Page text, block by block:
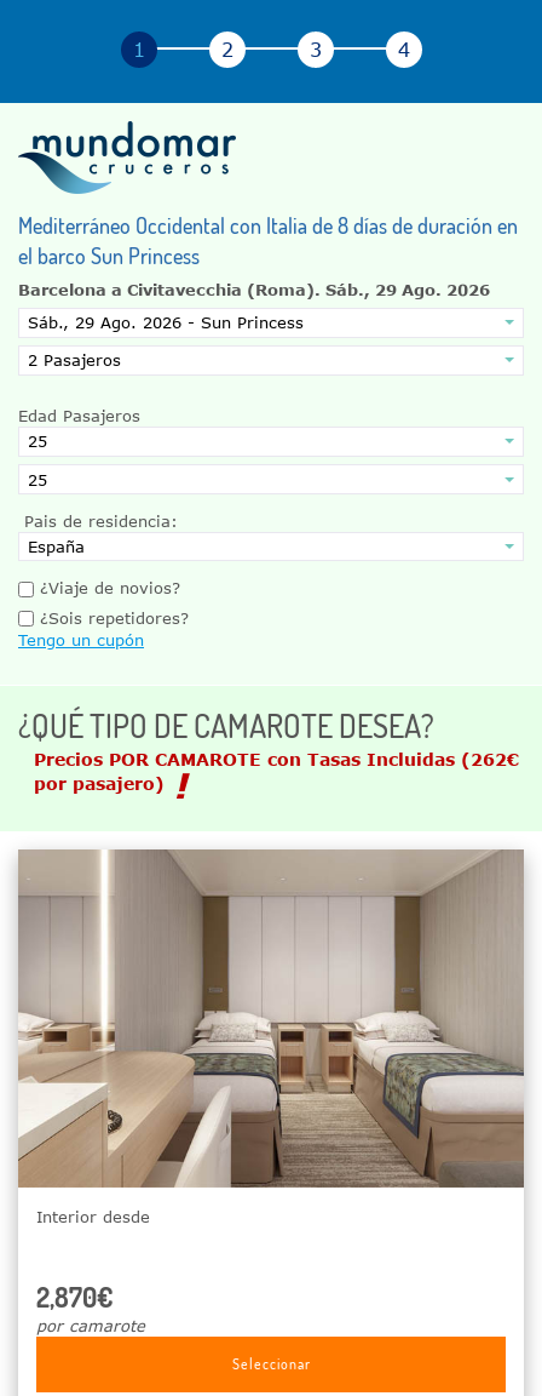
Mediterráneo Occidental con Italia de 8 días de duración en
el barco Sun Princess
Barcelona a Civitavecchia (Roma). Sáb., 29 Ago. 2026
Edad Pasajeros
Pais de residencia:
¿Viaje de novios?
¿Sois repetidores?
Tengo un cupón
¿QUÉ TIPO DE CAMAROTE DESEA?
Precios POR CAMAROTE con Tasas Incluidas (262€
por pasajero)
Interior desde
2,870€
por camarote
Seleccionar